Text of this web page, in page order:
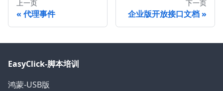
上一页
代理事件
下一页
企业版开放接口文档
EasyClick-脚本培训
鸿蒙-USB版